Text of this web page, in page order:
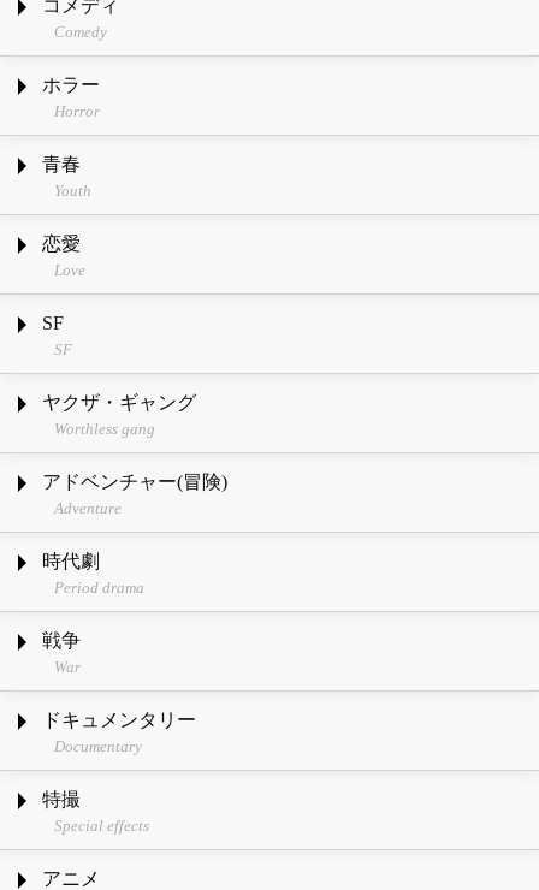
コメディ
Comedy
ホラー
Horror
青春
Youth
恋愛
Love
SF
SF
ヤクザ・ギャング
Worthless gang
アドベンチャー(冒険)
Adventure
時代劇
Period drama
戦争
War
ドキュメンタリー
Documentary
特撮
Special effects
アニメ